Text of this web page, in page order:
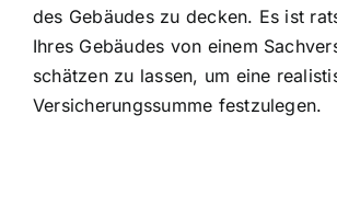
des Gebäudes zu decken. Es ist
Ihres Gebäudes von einem
schätzen zu lassen, um eine
Versicherungssumme festzulegen.